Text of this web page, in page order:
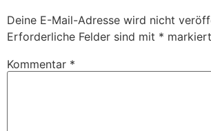
Deine E-Mail-Adresse wird nicht
Erforderliche Felder sind mit * markiert
Kommentar *